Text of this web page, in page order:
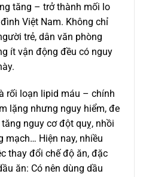
tăng – trở thành mối lo
Việt Nam. Không chỉ
trẻ, dân văn phòng
ít vận động đều có nguy
rối loạn lipid máu – chính
lặng nhưng nguy hiểm, đe
nguy cơ đột quỵ, nhồi
mạch… Hiện nay, nhiều
thay đổi chế độ ăn, đặc
ăn: Có nên dùng dầu